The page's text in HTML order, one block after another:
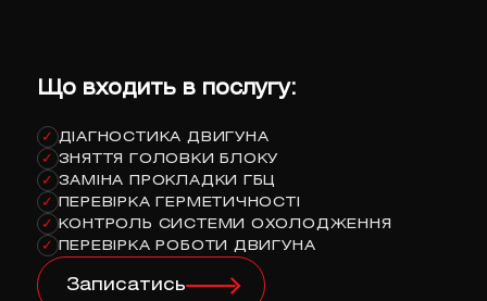
Що входить в послугу:
✓ ДІАГНОСТИКА ДВИГУНА
✓ ЗНЯТТЯ ГОЛОВКИ БЛОКУ
✓ ЗАМІНА ПРОКЛАДКИ ГБЦ
✓ ПЕРЕВІРКА ГЕРМЕТИЧНОСТІ
✓ КОНТРОЛЬ СИСТЕМИ ОХОЛОДЖЕННЯ
✓ ПЕРЕВІРКА РОБОТИ ДВИГУНА
Записатись